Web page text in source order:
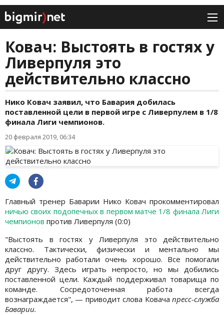
Ковач: Выстоять в гостях у
Ливерпуля это
действительно классно
Нико Ковач заявил, что Бавария добилась
поставленной цели в первой игре с Ливерпулем в 1/8
финала Лиги чемпионов.
20 февраля 2019, 06:34
Главный тренер Баварии Нико Ковач прокомментировал
ничью своих подопечных в первом матче 1/8 финала Лиги
чемпионов против Ливерпуля (0:0)
"Выстоять в гостях у Ливерпуля это действительно
классно. Тактически, физически и ментально мы
действительно работали очень хорошо. Все помогали
друг другу. Здесь играть непросто, но мы добились
поставленной цели. Каждый поддерживал товарища по
команде. Сосредоточенная работа всегда
вознаграждается", — приводит слова Ковача пресс-служба
Баварии.